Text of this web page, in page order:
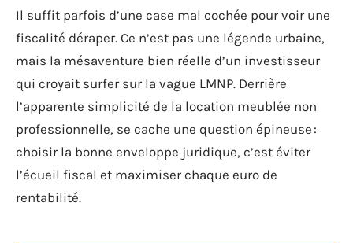
Il suffit parfois d’une case mal cochée pour voir une
fiscalité déraper. Ce n’est pas une légende urbaine,
mais la mésaventure bien réelle d’un investisseur
qui croyait surfer sur la vague LMNP. Derrière
l’apparente simplicité de la location meublée non
professionnelle, se cache une question épineuse :
choisir la bonne enveloppe juridique, c’est éviter
l’écueil fiscal et maximiser chaque euro de
rentabilité.